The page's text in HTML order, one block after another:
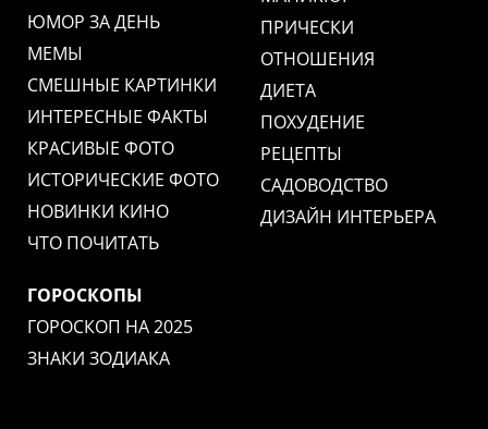
ЮМОР ЗА ДЕНЬ
МЕМЫ
СМЕШНЫЕ КАРТИНКИ
ИНТЕРЕСНЫЕ ФАКТЫ
КРАСИВЫЕ ФОТО
ИСТОРИЧЕСКИЕ ФОТО
НОВИНКИ КИНО
ЧТО ПОЧИТАТЬ
ПРИЧЕСКИ
ОТНОШЕНИЯ
ДИЕТА
ПОХУДЕНИЕ
РЕЦЕПТЫ
САДОВОДСТВО
ДИЗАЙН ИНТЕРЬЕРА
ГОРОСКОПЫ
ГОРОСКОП НА 2025
ЗНАКИ ЗОДИАКА